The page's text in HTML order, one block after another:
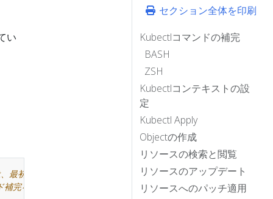
セクション全体を印刷
Kubectlコマンドの補完
BASH
ZSH
Kubectlコンテキストの設
定
Kubectl Apply
Objectの作成
リソースの検索と閲覧
リソースのアップデート
リソースへのパッチ適用
い
最初にbash-completionパッケージをインストールする必要があり
補完を永続化するために.bashrcに追記します。